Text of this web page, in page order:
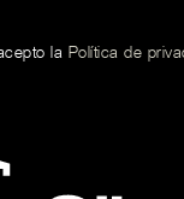
la Política de